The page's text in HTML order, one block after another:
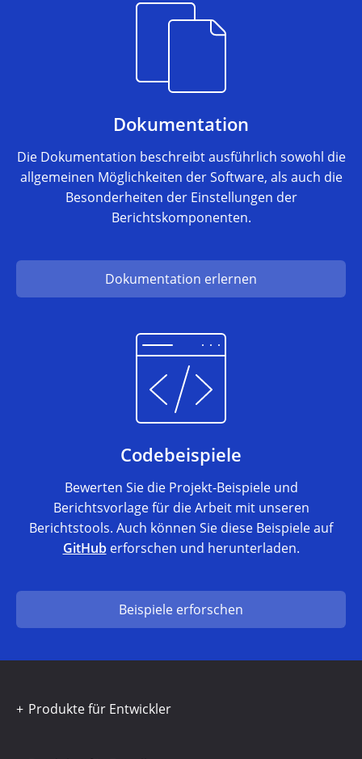
Dokumentation
Die Dokumentation beschreibt ausführlich sowohl die
allgemeinen Möglichkeiten der Software, als auch die
Besonderheiten der Einstellungen der
Berichtskomponenten.
Dokumentation erlernen
Codebeispiele
Bewerten Sie die Projekt-Beispiele und
Berichtsvorlage für die Arbeit mit unseren
Berichtstools. Auch können Sie diese Beispiele auf
GitHuberforschen und herunterladen.
Beispiele erforschen
Produkte für Entwickler